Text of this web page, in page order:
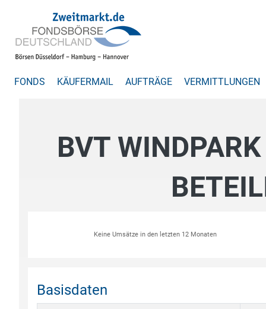
FONDS KÄUFERMAIL AUFTRÄGE VERMITTLUNGEN
BVT
Keine Umsätze in den letzten 12 Monaten
Basisdaten